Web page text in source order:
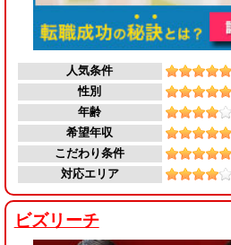
人気条件
性別
年齢
希望年収
こだわり条件
対応エリア
ビズリーチ